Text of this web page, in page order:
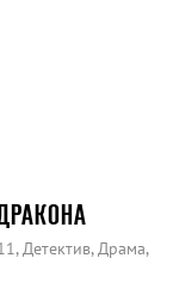
Детектив, Драма,